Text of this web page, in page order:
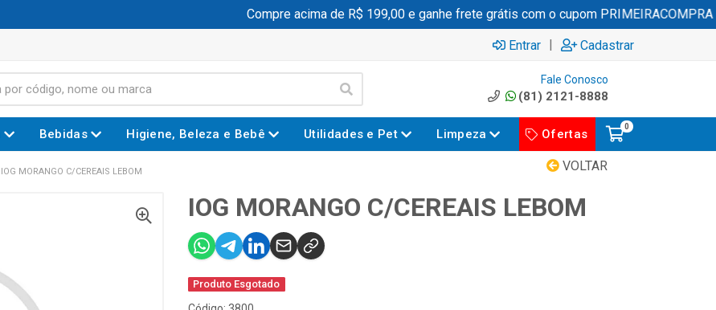
Compre acima de R$ 199,00 e ganhe frete grátis com o cupom PRIMEIRACOMPRA
Entrar | Cadastrar
Fale Conosco
(81) 2121-8888
Bebidas Higiene, Beleza e Bebê Utilidades e Pet Limpeza Ofertas
0
VOLTAR
IOG MORANGO C/CEREAIS LEBOM
IOG MORANGO C/CEREAIS LEBOM
Produto Esgotado